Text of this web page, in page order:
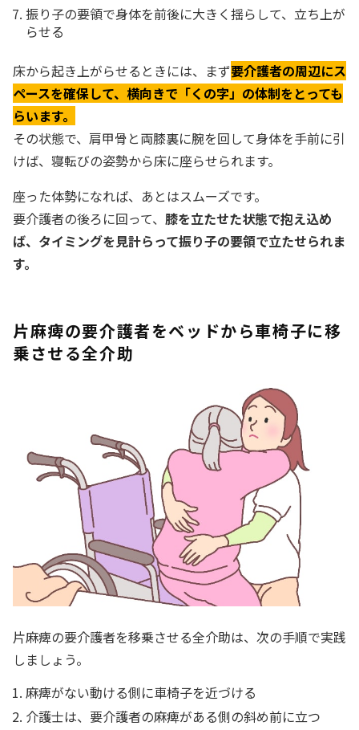
振り子の要領で身体を前後に大きく揺らして、立ち上が
らせる
床から起き上がらせるときには、まず要介護者の周辺にス
ペースを確保して、横向きで「くの字」の体制をとっても
らいます。
その状態で、肩甲骨と両膝裏に腕を回して身体を手前に引
けば、寝転びの姿勢から床に座らせられます。
座った体勢になれば、あとはスムーズです。
要介護者の後ろに回って、 膝を立たせた状態で抱え込め
ば、タイミングを見計らって振り子の要領で立たせられま
す。
片麻痺の要介護者をベッドから車椅子に移
乗させる全介助
片麻痺の要介護者を移乗させる全介助は、次の手順で実践
しましょう。
麻痺がない動ける側に車椅子を近づける
介護士は、要介護者の麻痺がある側の斜め前に立つ